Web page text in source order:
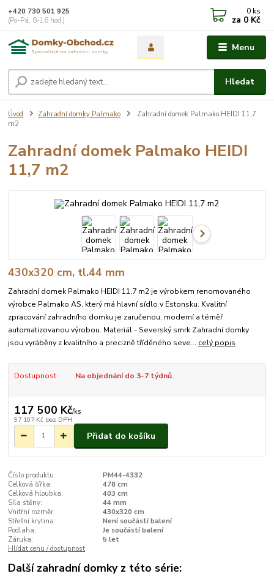
Menu
Hledat
+420 730 501 925
(Po-Pá, 8-16 hod.)
0 ks
za 0 Kč
Úvod Zahradní domky Palmako
Zahradní domek Palmako HEIDI 11,7
m2
Zahradní domek Palmako HEIDI
11,7 m2
430x320 cm, tl.44 mm
Zahradní domek Palmako HEIDI 11,7 m2 je výrobkem renomovaného
výrobce Palmako AS, který má hlavní sídlo v Estonsku. Kvalitní
zpracování zahradního domku je zaručenou, moderní a téměř
automatizovanou výrobou. Materiál - Severský smrk Zahradní domky
jsou vyráběny z kvalitního a precizně tříděného seve... celý popis
Dostupnost Na objednání do 3-7 týdnů.
117 500 Kč/ks
97 107 Kč bez DPH
Přidat do košíku
Číslo produktu:
PM44-4332
Celková šířka:
478 cm
Celková hloubka:
403 cm
Síla stěny:
44 mm
Vnitřní rozměr:
430x320 cm
Střešní krytina:
Není součástí balení
Podlaha:
Je součástí balení
Záruka:
5 let
Hlídat cenu / dostupnost
Další zahradní domky z této série: